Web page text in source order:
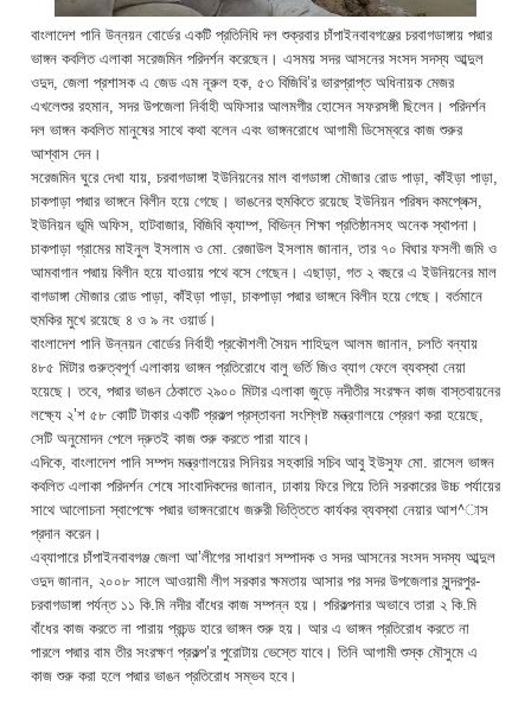
বাংলাদেশ পানি উন্নয়ন বোর্ডের একটি প্রতিনিধি দল শুক্রবার চাঁপাইনবাবগঞ্জের চরবাগডাঙ্গায় পদ্মার
ভাঙ্গন কবলিত এলাকা সরেজমিন পরিদর্শন করেছেন। এসময় সদর আসনের সংসদ সদস্য আব্দুল
ওদুদ, জেলা প্রশাসক এ জেড এম নূরুল হক, ৫৩ বিজিবি’র ভারপ্রাপ্ত অধিনায়ক মেজর
এখলেশুর রহমান, সদর উপজেলা নির্বাহী অফিসার আলমগীর হোসেন সফরসঙ্গী ছিলেন। পরিদর্শন
দল ভাঙ্গন কবলিত মানুষের সাথে কথা বলেন এবং ভাঙ্গনরোধে আগামী ডিসেম্বরে কাজ শুরুর
আশ্বাস দেন।
সরেজমিন ঘুরে দেখা যায়, চরবাগডাঙ্গা ইউনিয়নের মাল বাগডাঙ্গা মৌজার রোড পাড়া, কাঁইড়া পাড়া,
চাকপাড়া পদ্মার ভাঙ্গনে বিলীন হয়ে গেছে। ভাঙনের হুমকিতে রয়েছে ইউনিয়ন পরিষদ কমপ্লেক্স,
ইউনিয়ন ভূমি অফিস, হাটবাজার, বিজিবি ক্যাম্প, বিভিন্ন শিক্ষা প্রতিষ্ঠানসহ অনেক স্থাপনা।
চাকপাড়া গ্রামের মাইনুল ইসলাম ও মো. রেজাউল ইসলাম জানান, তার ৭০ বিঘার ফসলী জমি ও
আমবাগান পদ্মায় বিলীন হয়ে যাওয়ায় পথে বসে গেছেন। এছাড়া, গত ২ বছরে এ ইউনিয়নের মাল
বাগডাঙ্গা মৌজার রোড পাড়া, কাঁইড়া পাড়া, চাকপাড়া পদ্মার ভাঙ্গনে বিলীন হয়ে গেছে। বর্তমানে
হুমকির মুখে রয়েছে ৪ ও ৯ নং ওয়ার্ড।
বাংলাদেশ পানি উন্নয়ন বোর্ডের নির্বাহী প্রকৌশলী সৈয়দ শাহিদুল আলম জানান, চলতি বন্যায়
৪৮৫ মিটার গুরুত্বপূর্ণ এলাকায় ভাঙ্গন প্রতিরোধে বালু ভর্তি জিও ব্যাগ ফেলে ব্যবস্থা নেয়া
হয়েছে। তবে, পদ্মার ভাঙন ঠেকাতে ২৯০০ মিটার এলাকা জুড়ে নদীতীর সংরক্ষন কাজ বাস্তবায়নের
লক্ষ্যে ২’শ ৫৮ কোটি টাকার একটি প্রকল্প প্রস্তাবনা সংশ্লিষ্ট মন্ত্রণালয়ে প্রেরণ করা হয়েছে,
সেটি অনুমোদন পেলে দ্রুতই কাজ শুরু করতে পারা যাবে।
এদিকে, বাংলাদেশ পানি সম্পদ মন্ত্রণালয়ের সিনিয়র সহকারি সচিব আবু ইউসুফ মো. রাসেল ভাঙ্গন
কবলিত এলাকা পরিদর্শন শেষে সাংবাদিকদের জানান, ঢাকায় ফিরে গিয়ে তিনি সরকারের উচ্চ পর্যায়ের
সাথে আলোচনা স্বাপেক্ষে পদ্মার ভাঙ্গনরোধে জরুরী ভিত্তিতে কার্যকর ব্যবস্থা নেয়ার আশ^াস
প্রদান করেন।
এব্যাপারে চাঁপাইনবাবগঞ্জ জেলা আ’লীগের সাধারণ সম্পাদক ও সদর আসনের সংসদ সদস্য আব্দুল
ওদুদ জানান, ২০০৮ সালে আওয়ামী লীগ সরকার ক্ষমতায় আসার পর সদর উপজেলার সুন্দরপুর-
চরবাগডাঙ্গা পর্যন্ত ১১ কি.মি নদীর বাঁধের কাজ সম্পন্ন হয়। পরিকল্পনার অভাবে তারা ২ কি.মি
বাঁধের কাজ করতে না পারায় প্রচন্ড হারে ভাঙ্গন শুরু হয়। আর এ ভাঙ্গন প্রতিরোধ করতে না
পারলে পদ্মার বাম তীর সংরক্ষণ প্রকল্প’র পুরোটায় ভেস্তে যাবে। তিনি আগামী শুস্ক মৌসুমে এ
কাজ শুরু করা হলে পদ্মার ভাঙন প্রতিরোধ সম্ভব হবে।